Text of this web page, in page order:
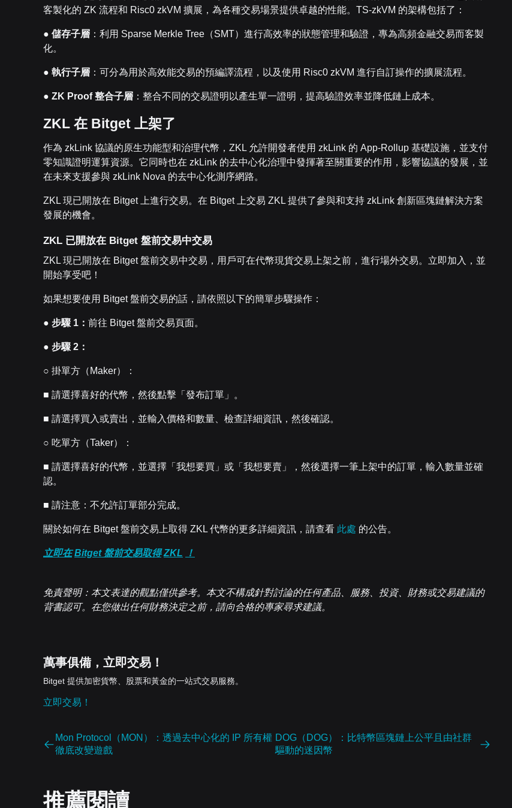
客製化的 ZK 流程和 Risc0 zkVM 擴展，為各種交易場景提供卓越的性能。TS-zkVM 的架構包括了：
● 儲存子層 ：利用 Sparse Merkle Tree（SMT）進行高效率的狀態管理和驗證，專為高頻金融交易而客製
化。
● 執行子層 ：可分為用於高效能交易的預編譯流程，以及使用 Risc0 zkVM 進行自訂操作的擴展流程。
● ZK Proof整合子層 ：整合不同的交易證明以產生單一證明，提高驗證效率並降低鏈上成本。
ZKL 在 Bitget 上架了
作為 zkLink 協議的原生功能型和治理代幣，ZKL 允許開發者使用 zkLink 的 App-Rollup 基礎設施，並支付
零知識證明運算資源。它同時也在 zkLink 的去中心化治理中發揮著至關重要的作用，影響協議的發展，並
在未來支援參與 zkLink Nova 的去中心化測序網路。
ZKL 現已開放在 Bitget 上進行交易。在 Bitget 上交易 ZKL 提供了參與和支持 zkLink 創新區塊鏈解決方案
發展的機會。
ZKL 已開放在 Bitget 盤前交易中交易
ZKL 現已開放在 Bitget 盤前交易中交易，用戶可在代幣現貨交易上架之前，進行場外交易。立即加入，並
開始享受吧！
如果想要使用 Bitget 盤前交易的話，請依照以下的簡單步驟操作：
● 步驟 1 ： 前往 Bitget 盤前交易頁面。
● 步驟 2 ：
○ 掛單方（Maker）：
■ 請選擇喜好的代幣，然後點擊「發布訂單」。
■ 請選擇買入或賣出，並輸入價格和數量、檢查詳細資訊，然後確認。
○ 吃單方（Taker）：
■ 請選擇喜好的代幣，並選擇「我想要買」或「我想要賣」，然後選擇一筆上架中的訂單，輸入數量並確
認。
■ 請注意：不允許訂單部分完成。
關於如何在 Bitget 盤前交易上取得 ZKL 代幣的更多詳細資訊，請查看 此處 的公告。
立即在 Bitget 盤前交易取得 ZKL ！
免責聲明：本文表達的觀點僅供參考。本文不構成針對討論的任何產品、服務、投資、財務或交易建議的
背書認可。在您做出任何財務決定之前，請向合格的專家尋求建議。
萬事俱備，立即交易！
Bitget 提供加密貨幣、股票和黃金的一站式交易服務。
立即交易！
Mon Protocol（MON）：透過去中心化的 IP 所有權
徹底改變遊戲
DOG（DOG）：比特幣區塊鏈上公平且由社群
驅動的迷因幣
推薦閱讀